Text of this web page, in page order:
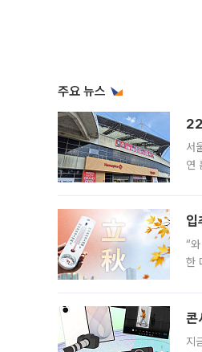
주요 뉴스
서
연
입
“
한
콘
지